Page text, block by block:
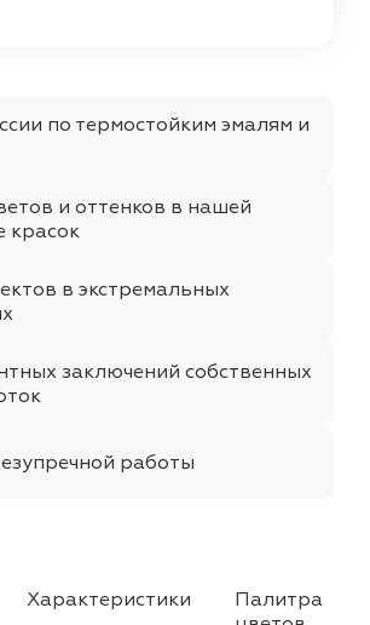
по термостойким эмалям и
и оттенков в нашей
красок
в экстремальных
заключений собственных
работы
Характеристики
Палитра